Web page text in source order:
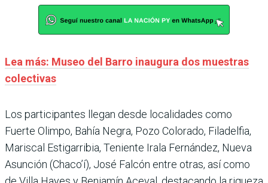
Lea más: Museo del Barro inaugura dos muestras
colectivas
Los participantes llegan desde localidades como
Fuerte Olimpo, Bahía Negra, Pozo Colorado, Filadelfia,
Mariscal Estigarribia, Teniente Irala Fernández, Nueva
Asunción (Chaco’í), José Falcón entre otras, así como